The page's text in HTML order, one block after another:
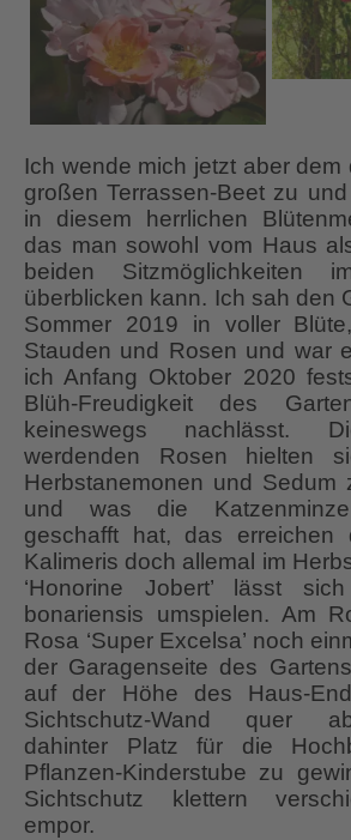
Ich wende mich jetzt aber dem
großen Terrassen-Beet zu
in diesem herrlichen
das man sowohl vom Haus
beiden Sitzmöglichkeiten
überblicken kann. Ich sah den
Sommer 2019 in voller
Stauden und Rosen und war
ich Anfang Oktober 2020
Blüh-Freudigkeit des
keineswegs nachlässt.
werdenden Rosen hielten
Herbstanemonen und Sedum
und was die
geschafft hat, das erreichen
Kalimeris doch allemal im
‘Honorine Jobert’ lässt
bonariensis umspielen. Am
Rosa ‘Super Excelsa’ noch
der Garagenseite des
auf der Höhe des Haus-
Sichtschutz-Wand quer
dahinter Platz für die
Pflanzen-Kinderstube zu
Sichtschutz klettern
empor.